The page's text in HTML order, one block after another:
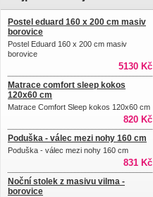
Postel eduard 160 x 200 cm masiv
borovice
Postel Eduard 160 x 200 cm masiv
borovice
5130 Kč
Matrace comfort sleep kokos
120x60 cm
Matrace Comfort Sleep kokos 120x60 cm
820 Kč
Poduška - válec mezi nohy 160 cm
Poduška - válec mezi nohy 160 cm
831 Kč
Noční stolek z masivu vilma -
borovice